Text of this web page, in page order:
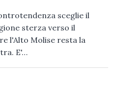
sceglie il
sterza verso il
l'Alto Molise resta la
E'…